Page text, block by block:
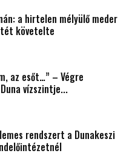
a hirtelen mélyülő meder
követelte
az esőt…” – Végre
vízszintje...
rendszert a Dunakeszi